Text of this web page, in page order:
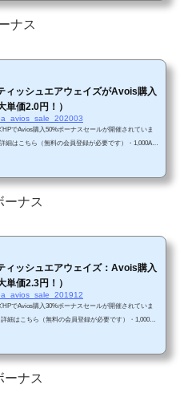
大です）。円高が進んでいるので（111円/ドル→107
です。・2020年5月19日午前9時まで・200,000 Avios
ナス
ィッシュエアウェイズがAvois購入
単価2.0円！）
でAvios購入50%ボーナスセールが開催されていま
細はこちら（無料の会員登録が必要です）・1,000Avi
前9時まで・200,000 Aviosまで購入可能（50%ボーナ
まで）・購入後すぐに利用可能（ただし、最大5営
ーナス
ィッシュエアウェイズ：Avois購入
単価2.3円！）
でAvios購入30%ボーナスセールが開催されていま
細はこちら（無料の会員登録が必要です）・1,000Avi
過去にも45%-50%ボーナスセールを定期的に実施し
ない場合は、次回のセールを待った方がいいと思い
ーナス